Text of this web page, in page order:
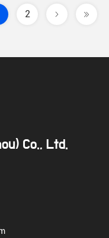
2
Co., Ltd.